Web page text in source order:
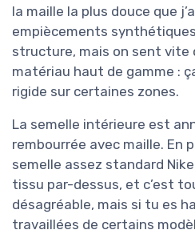
la maille la plus douce que
empiècements
structure, mais on sent vite
matériau haut de gamme :
rigide sur certaines zones.
La semelle intérieure est
rembourrée avec maille. En
semelle assez standard
tissu par-dessus, et c’est
désagréable, mais si tu es
travaillées de certains